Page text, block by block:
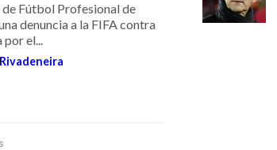
Fútbol Profesional de
denuncia a la FIFA contra
por el...